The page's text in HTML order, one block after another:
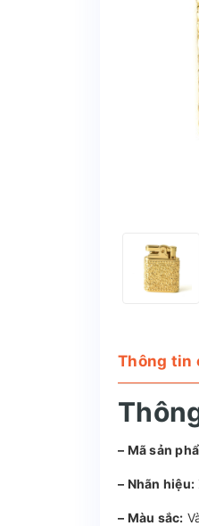
Thông tin
– Mã sản
– Nhãn hiệu:
– Màu sắc: